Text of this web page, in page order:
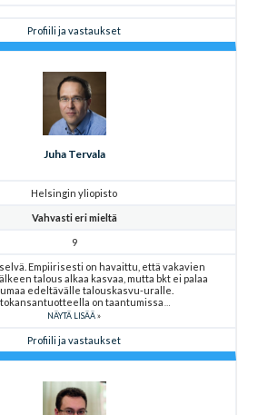
Profiili ja vastaukset
Juha Tervala
Helsingin yliopisto
Vahvasti eri mieltä
9
Empiirisesti on havaittu, että vakavien
talous alkaa kasvaa, mutta bkt ei palaa
edeltävälle talouskasvu-uralle.
on taantumissa
NÄYTÄ LISÄÄ
Profiili ja vastaukset